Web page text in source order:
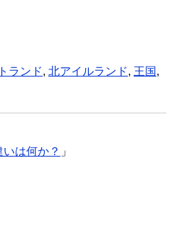
ランド, 北アイルランド, 王国,
は何か？ 」